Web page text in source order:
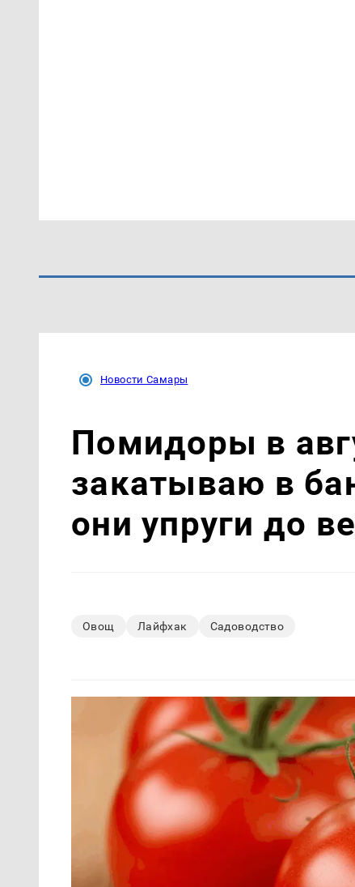
Новости Самары
Помидоры в
закатываю в
они упруги до
Овощ Лайфхак Садоводство